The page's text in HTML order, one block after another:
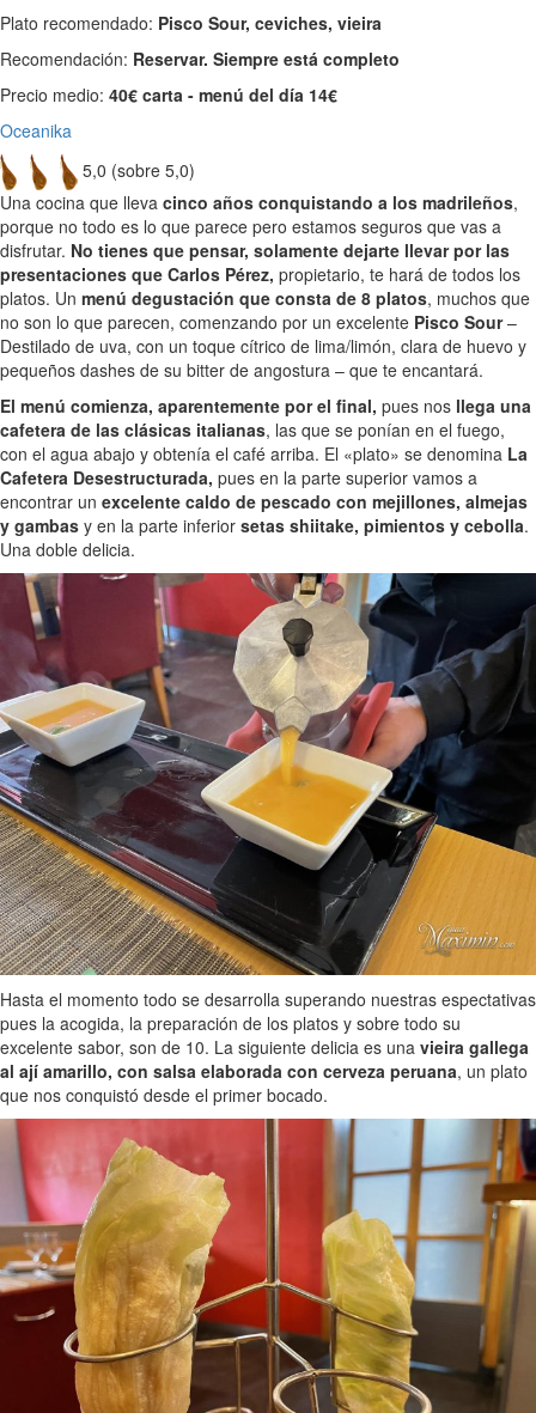
Plato recomendado: Pisco Sour, ceviches, vieira
Recomendación: Reservar. Siempre está completo
Precio medio: 40€ carta - menú del día 14€
Oceanika
5,0 (sobre 5,0)
Una cocina que lleva cinco años conquistando a los madrileños,
porque no todo es lo que parece pero estamos seguros que vas a
disfrutar. No tienes que pensar, solamente dejarte llevar por las
presentaciones que Carlos Pérez, propietario, te hará de todos los
platos. Un menú degustación que consta de 8 platos, muchos que
no son lo que parecen, comenzando por un excelente Pisco Sour–
Destilado de uva, con un toque cítrico de lima/limón, clara de huevo y
pequeños dashes de su bitter de angostura – que te encantará.
El menú comienza, aparentemente por el final, pues nos llega una
cafetera de las clásicas italianas, las que se ponían en el fuego,
con el agua abajo y obtenía el café arriba. El «plato» se denomina La
Cafetera Desestructurada, pues en la parte superior vamos a
encontrar un excelente caldo de pescado con mejillones, almejas
y gambas y en la parte inferior setas shiitake, pimientos y cebolla.
Una doble delicia.
Hasta el momento todo se desarrolla superando nuestras espectativas
pues la acogida, la preparación de los platos y sobre todo su
excelente sabor, son de 10. La siguiente delicia es una vieira gallega
al ají amarillo, con salsa elaborada con cerveza peruana, un plato
que nos conquistó desde el primer bocado.